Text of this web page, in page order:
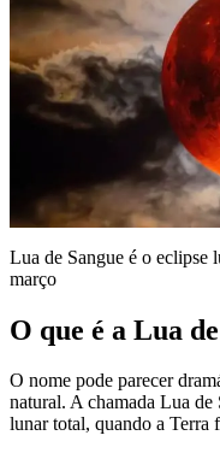
Lua de Sangue é o eclipse
março
O que é a Lua
O nome pode parecer
natural. A chamada Lua de
lunar total, quando a Terra